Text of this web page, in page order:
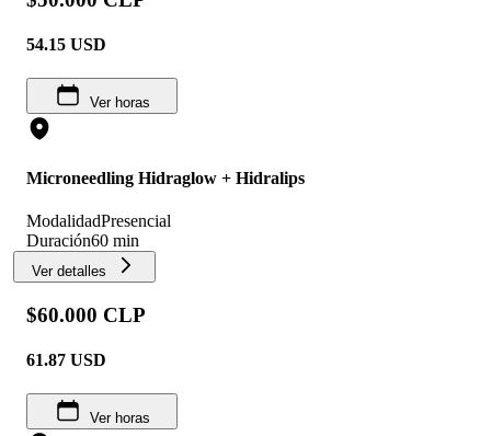
54.15 USD
Ver horas
Microneedling Hidraglow + Hidralips
ModalidadPresencial
Duración60 min
Ver detalles
$60.000 CLP
61.87 USD
Ver horas